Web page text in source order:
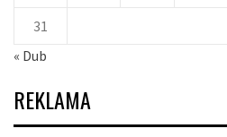
31
« Dub
REKLAMA